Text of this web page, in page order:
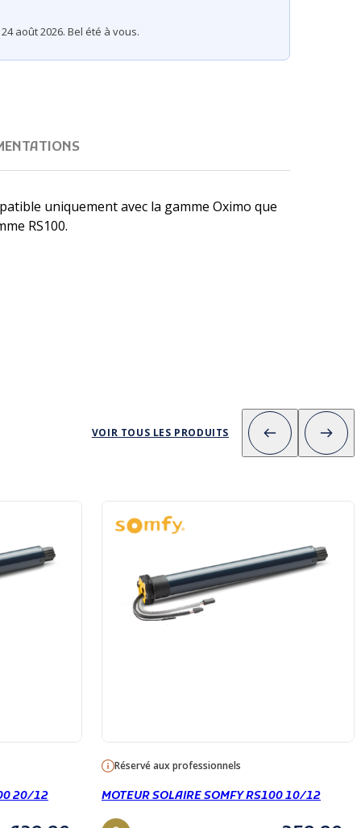
août 2026. Bel été à vous.
uniquement avec la gamme Oximo que
RS100.
VOIR TOUS LES PRODUITS
20/12
Réservé aux professionnels
MOTEUR SOLAIRE SOMFY RS100 10/12